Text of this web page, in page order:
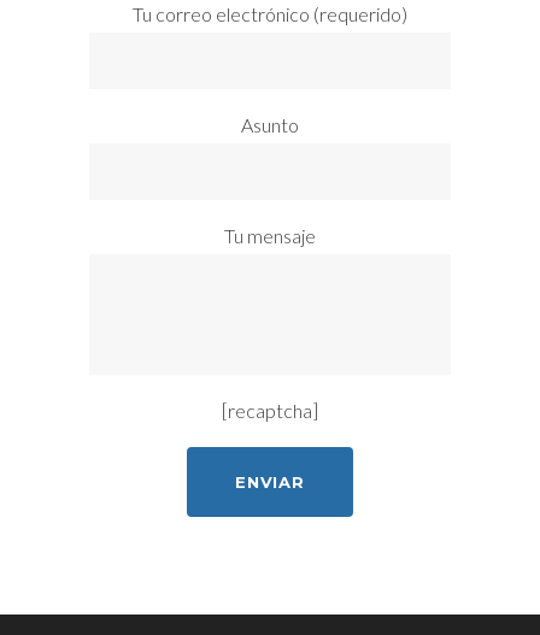
Tu correo electrónico (requerido)
Asunto
Tu mensaje
[recaptcha]